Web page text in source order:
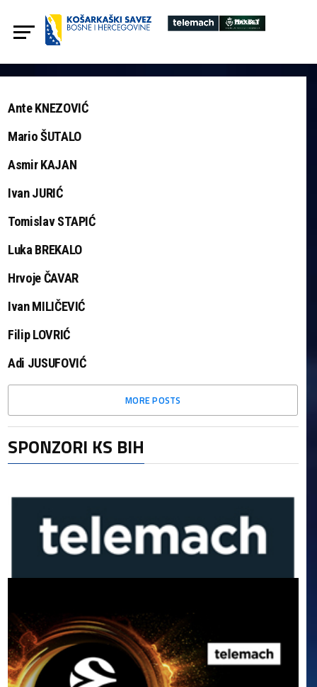
Ante KNEZOVIĆ
Mario ŠUTALO
Asmir KAJAN
Ivan JURIĆ
Tomislav STAPIĆ
Luka BREKALO
Hrvoje ČAVAR
Ivan MILIČEVIĆ
Filip LOVRIĆ
Adi JUSUFOVIĆ
MORE POSTS
SPONZORI KS BIH